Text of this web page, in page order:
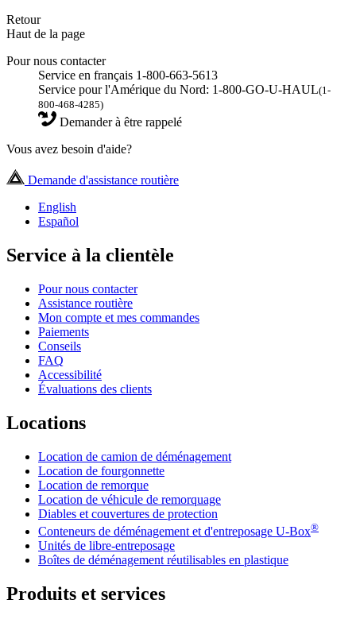
Retour
Haut de la page
Pour nous contacter
Service en français 1-800-663-5613
Service pour l'Amérique du Nord: 1-800-GO-U-HAUL(1-
800-468-4285)
Demander à être rappelé
Vous avez besoin d'aide?
Demande d'assistance routière
English
Español
Service à la clientèle
Pour nous contacter
Assistance routière
Mon compte et mes commandes
Paiements
Conseils
FAQ
Accessibilité
Évaluations des clients
Locations
Location de camion de déménagement
Location de fourgonnette
Location de remorque
Location de véhicule de remorquage
Diables et couvertures de protection
Conteneurs de déménagement et d'entreposage U-Box®
Unités de libre-entreposage
Boîtes de déménagement réutilisables en plastique
Produits et services